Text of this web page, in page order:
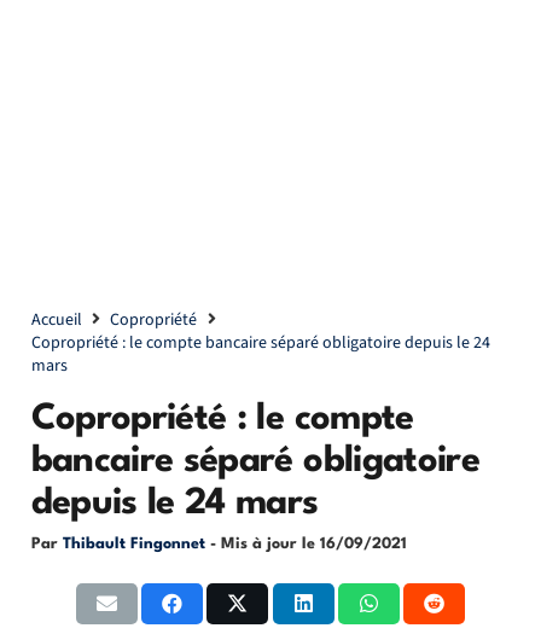
Accueil
Copropriété
Copropriété : le compte bancaire séparé obligatoire depuis le 24
mars
Copropriété : le compte
bancaire séparé obligatoire
depuis le 24 mars
Par Thibault Fingonnet - Mis à jour le 16/09/2021